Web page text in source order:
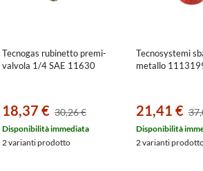
Tecnogas rubinetto premi-
valvola 1/4 SAE 11630
18,37 € 30,26 €
Disponibilità immediata
2 varianti prodotto
Tecnosystemi
metallo
21,41 €
Disponibilità
2 varianti